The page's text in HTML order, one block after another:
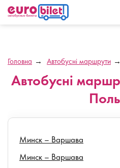
Головна Автобусні маршрути
Автобусні
Минск – Варшава
Минск – Варшава